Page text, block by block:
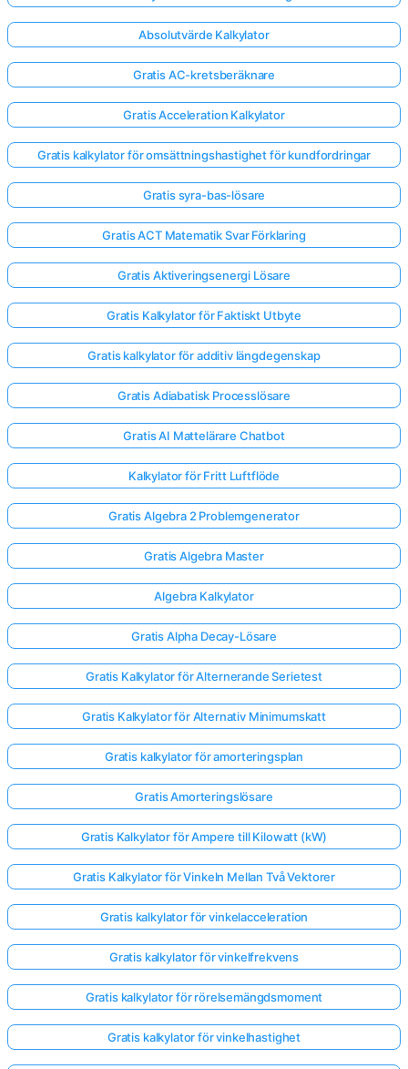
Absolutvärde Kalkylator
Gratis AC-kretsberäknare
Gratis Acceleration Kalkylator
Gratis kalkylator för omsättningshastighet för kundfordringar
Gratis syra-bas-lösare
Gratis ACT Matematik Svar Förklaring
Gratis Aktiveringsenergi Lösare
Gratis Kalkylator för Faktiskt Utbyte
Gratis kalkylator för additiv längdegenskap
Gratis Adiabatisk Processlösare
Gratis AI Mattelärare Chatbot
Kalkylator för Fritt Luftflöde
Gratis Algebra 2 Problemgenerator
Gratis Algebra Master
Algebra Kalkylator
Gratis Alpha Decay-Lösare
Gratis Kalkylator för Alternerande Serietest
Gratis Kalkylator för Alternativ Minimumskatt
Gratis kalkylator för amorteringsplan
Gratis Amorteringslösare
Gratis Kalkylator för Ampere till Kilowatt (kW)
Gratis Kalkylator för Vinkeln Mellan Två Vektorer
Gratis kalkylator för vinkelacceleration
Gratis kalkylator för vinkelfrekvens
Gratis kalkylator för rörelsemängdsmoment
Gratis kalkylator för vinkelhastighet